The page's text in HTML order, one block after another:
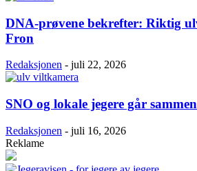
DNA-prøvene bekrefter: Riktig
Fron
Redaksjonen - juli 22, 2026
SNO og lokale jegere går
Redaksjonen - juli 16, 2026
Reklame